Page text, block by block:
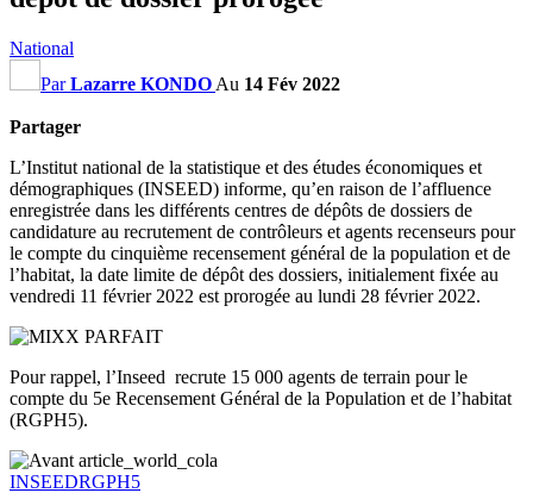
National
ParLazarre KONDO Au 14 Fév 2022
Partager
L’Institut national de la statistique et des études économiques et
démographiques (INSEED) informe, qu’en raison de l’affluence
enregistrée dans les différents centres de dépôts de dossiers de
candidature au recrutement de contrôleurs et agents recenseurs pour
le compte du cinquième recensement général de la population et de
l’habitat, la date limite de dépôt des dossiers, initialement fixée au
vendredi 11 février 2022 est prorogée au lundi 28 février 2022.
Pour rappel, l’Inseed recrute 15 000 agents de terrain pour le
compte du 5e Recensement Général de la Population et de l’habitat
(RGPH5).
INSEEDRGPH5